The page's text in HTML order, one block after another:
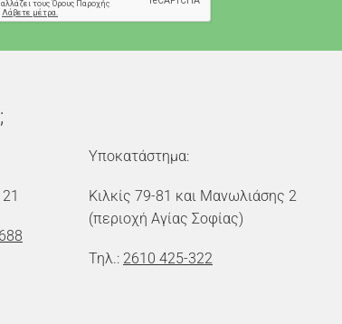
Υποκατάστημα:
Κιλκίς 79-81 και Μανωλιάσης 2
(περιοχή Αγίας Σοφίας)
Τηλ.: 2610 425-322